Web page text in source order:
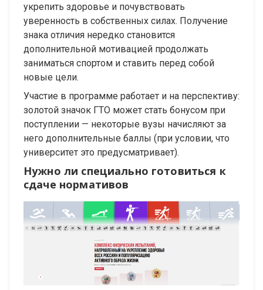
укрепить здоровье и почувствовать
уверенность в собственных силах. Получение
знака отличия нередко становится
дополнительной мотивацией продолжать
заниматься спортом и ставить перед собой
новые цели.
Участие в программе работает и на перспективу:
золотой значок ГТО может стать бонусом при
поступлении — некоторые вузы начисляют за
него дополнительные баллы (при условии, что
университет это предусматривает).
Нужно ли специально готовиться к
сдаче нормативов